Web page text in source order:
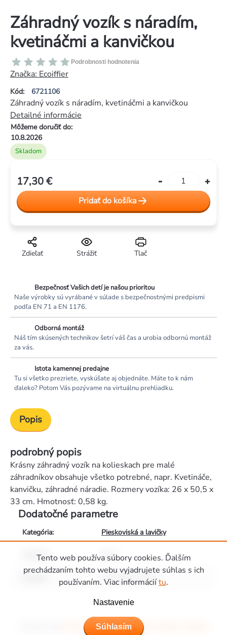
Tento web používa súbory cookies. Ďalším
prechádzaním tohto webu vyjadrujete súhlas s ich
používaním. Viac informáciítu.
Nastavenie
Súhlasím
Záhradný vozík s náradím,
kvetináčmi a kanvičkou
Kód: 6721106
Priemerné
hodnotenie
produktu
je
0,0
z
5
hviezdičiek.
Podrobnosti hodnotenia
Značka: Ecoiffier
Skladom
Môžeme doručiť do:
10.8.2026
Záhradný vozík s náradím, kvetináčmi a kanvičkou
Detailné informácie
Tlač
Strážiť
Zdieľať
17,30 €
cena:Pridať do košíka
Bezpečnosť Vašich detí je našou prioritou
Naše výrobky sú vyrábané v súlade s bezpečnostnými predpismi
podľa EN 71 a EN 1176.
Odborná montáž
Náš tím skúsených technikov šetrí váš čas a urobia odbornú montáž
za vás.
Istota kamennej predajne
Tu si všetko prezriete, vyskúšate aj objednáte. Máte to k nám
ďaleko? Potom Vás pozývame na virtuálnu prehliadku.
Popis
podrobný popis
Krásny záhradný vozík na kolieskach pre malé
záhradníkov obsahuje všetko potrebné, napr. Kvetináče,
kanvičku, záhradné náradie. Rozmery vozíka: 26 x 50,5 x
33 cm. Hmotnosť: 0,58 kg.
Dodatočné parametre
Kategória: Pieskoviská a lavičky
Materiál: plast
26 x 50,5 x 33 cm
Ihriská Piccolino - Detské ihriská, domčeky a hojdačky